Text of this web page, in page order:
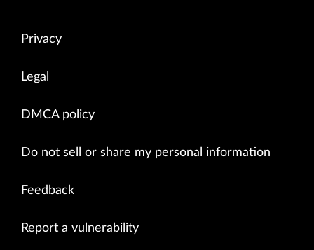
Privacy
Legal
DMCA policy
Do not sell or share my personal information
Feedback
Report a vulnerability